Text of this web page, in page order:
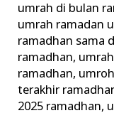
umrah di bulan
umrah ramadan
ramadhan sama
ramadhan,
ramadhan,
terakhir
2025 ramadhan,